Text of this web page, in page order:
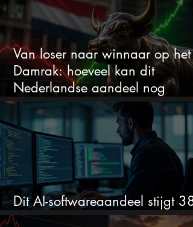
Van loser naar winnaar op het
Damrak: hoeveel kan dit
Nederlandse aandeel nog
stijgen?
Dit AI-softwareaandeel stijgt
en zet de SaaS-crash op zijn